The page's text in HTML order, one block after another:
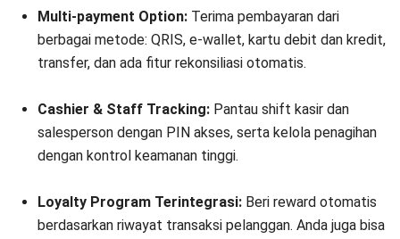
Multi-payment Option: Terima pembayaran dari
berbagai metode: QRIS, e-wallet, kartu debit dan kredit,
transfer, dan ada fitur rekonsiliasi otomatis.
Cashier & Staff Tracking: Pantau shift kasir dan
salesperson dengan PIN akses, serta kelola penagihan
dengan kontrol keamanan tinggi.
Loyalty Program Terintegrasi: Beri reward otomatis
berdasarkan riwayat transaksi pelanggan. Anda juga bisa